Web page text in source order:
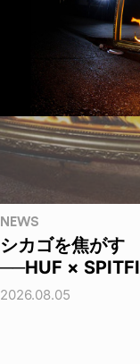
NEWS
シカゴを焦がす
──HUF ×
2026.08.05